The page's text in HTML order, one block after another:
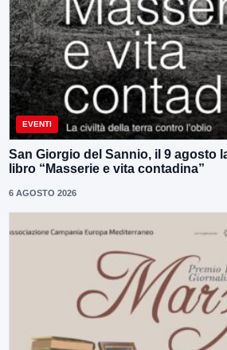
EVENTI
San Giorgio del Sannio, il 9 agosto
libro “Masserie e vita contadina”
6 AGOSTO 2026